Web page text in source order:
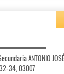
ANTONIO
32-34, 03007